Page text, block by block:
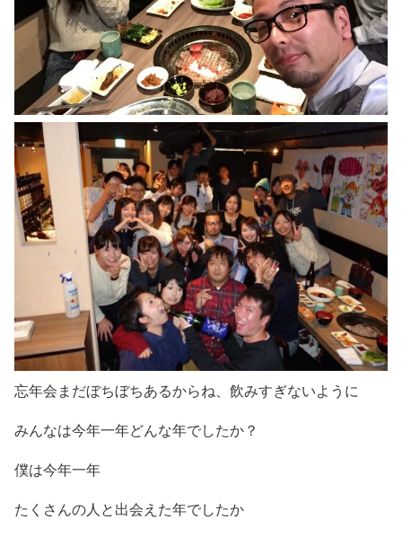
忘年会まだぼちぼちあるからね、飲みすぎないように
みんなは今年一年どんな年でしたか？
僕は今年一年
たくさんの人と出会えた年でしたか